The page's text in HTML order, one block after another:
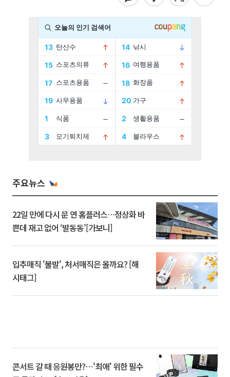
주요뉴스
22일 만에 다시 문 연 홈플러스…정상화 바
쁜데 재고 없어 ‘발동동’[가보니]
입추매직 '불발', 처서매직은 올까요? [해
시태그]
콘서트 갈 때 응원봉만?⋯'최애' 위한 필수